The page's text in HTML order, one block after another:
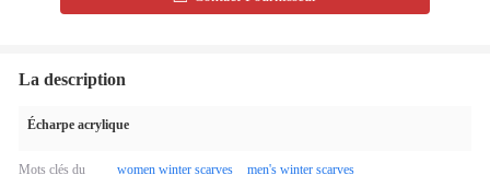
La description
Écharpe acrylique
Mots clés du women winter scarves men's winter scarves